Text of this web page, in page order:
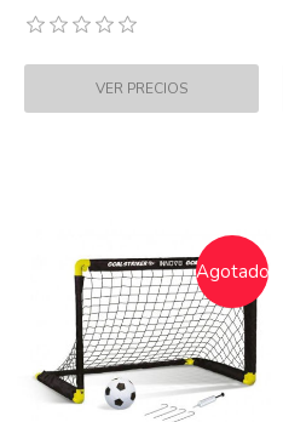
Agotado